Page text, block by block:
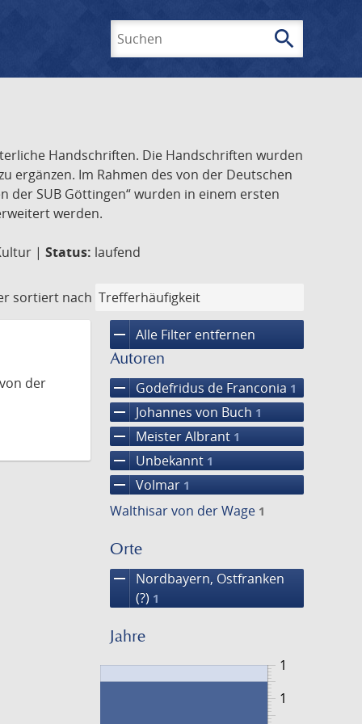
search
Handschriften. Die Handschriften wurden
ergänzen. Im Rahmen des von der Deutschen
SUB Göttingen“ wurden in einem ersten
werden.
| Status: laufend
sortiert nach
remove Alle Filter entfernen
Autoren
remove Godefridus de Franconia 1
remove Johannes von Buch 1
remove Meister Albrant 1
remove Unbekannt 1
remove Volmar 1
Walthisar von der Wage 1
Orte
remove
Nordbayern, Ostfranken
(?) 1
Jahre
1
1
der